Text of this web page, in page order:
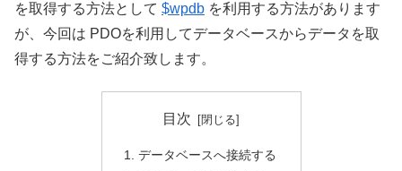
を取得する方法として $wpdb を利用する方法があります
が、今回は PDOを利用してデータベースからデータを取
得する方法をご紹介致します。
目次
データベースへ接続する